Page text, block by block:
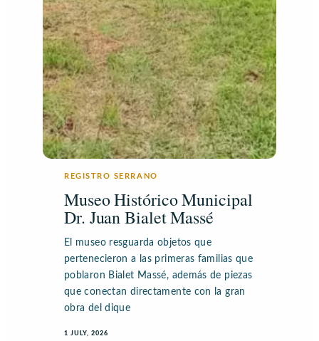
REGISTRO SERRANO
Museo Histórico Municipal
Dr. Juan Bialet Massé
El museo resguarda objetos que
pertenecieron a las primeras familias que
poblaron Bialet Massé, además de piezas
que conectan directamente con la gran
obra del dique
1 JULY, 2026